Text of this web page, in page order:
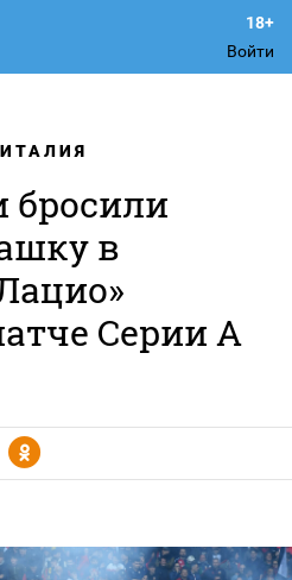
Войти
ИТАЛИЯ
в
Серии А
Y